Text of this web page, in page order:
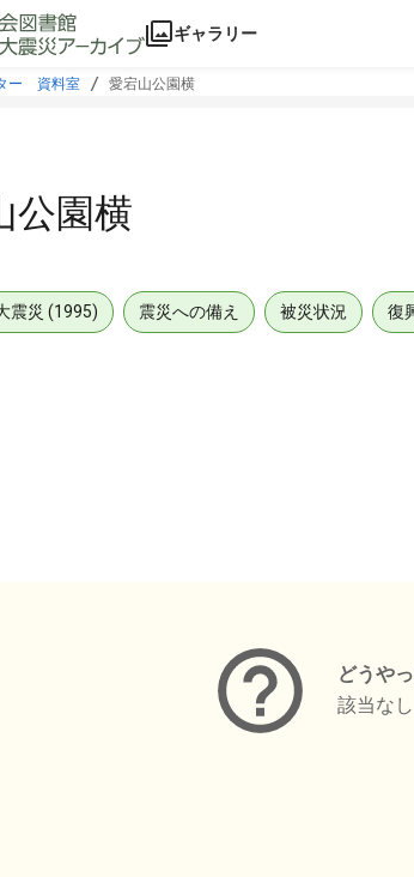
ギャラリー
ー 資料室 愛宕山公園横
公園横
震災 (1995) 震災への備え 被災状況 復
どうや
該当なし